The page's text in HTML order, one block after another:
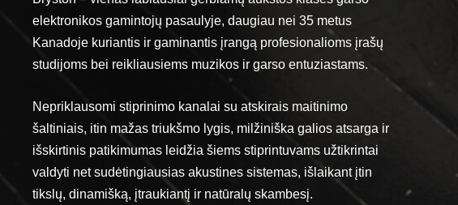
elektronikos gamintojų pasaulyje, daugiau nei 35 metus
Kanadoje kuriantis ir gaminantis įrangą profesionalioms įrašų
studijoms bei reikliausiems muzikos ir garso entuziastams.
Nepriklausomi stiprinimo kanalai su atskirais maitinimo
šaltiniais, itin mažas triukšmo lygis, milžiniška galios atsarga ir
išskirtinis patikimumas leidžia šiems stiprintuvams užtikrintai
valdyti net sudėtingiausias akustines sistemas, išlaikant įtin
tikslų, dinamišką, įtraukiantį ir natūralų skambesį.